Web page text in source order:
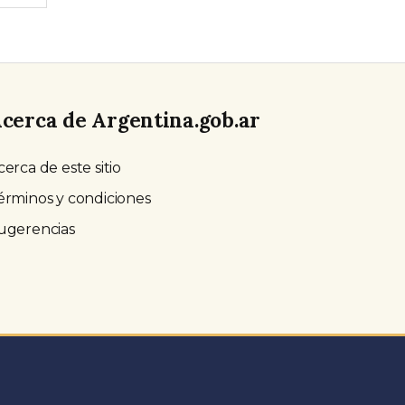
de Argentina.gob.ar
de este sitio
y condiciones